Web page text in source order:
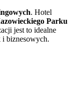
. Hotel
Parku
jest to idealne
biznesowych.